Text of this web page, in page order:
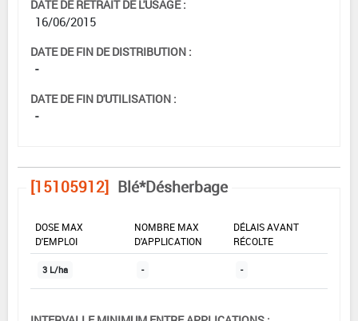
DATE DE RETRAIT DE L'USAGE :
16/06/2015
DATE DE FIN DE DISTRIBUTION :
-
DATE DE FIN D'UTILISATION :
-
[15105912] Blé*Désherbage
DOSE MAX
D'EMPLOI
NOMBRE MAX
D'APPLICATION
DÉLAIS AVANT
RÉCOLTE
3 L/ha - -